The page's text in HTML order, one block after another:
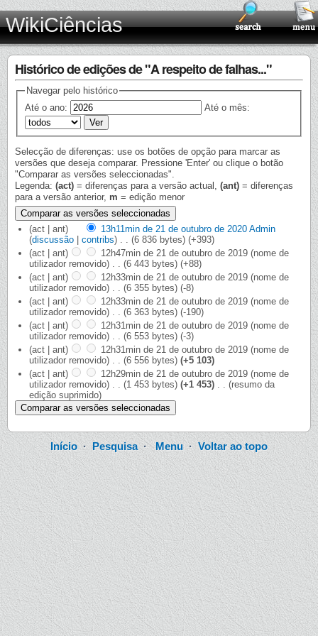
WikiCiências
Histórico de edições de "A respeito de falhas..."
Navegar pelo histórico
Até o ano:
Até o mês:
Selecção de diferenças: use os botões de opção para marcar as
versões que deseja comparar. Pressione 'Enter' ou clique o botão
"Comparar as versões seleccionadas".
Legenda: (act) = diferenças para a versão actual, (ant) = diferenças
para a versão anterior, m = edição menor
(act | ant) 13h11min de 21 de outubro de 2020 Admin
(discussão | contribs) (6 836 bytes) (+393)
(act | ant)
12h47min de 21 de outubro de 2019 (nome de
utilizador removido)
(6 443 bytes) (+88)
(act | ant)
12h33min de 21 de outubro de 2019 (nome de
utilizador removido)
(6 355 bytes) (-8)
(act | ant)
12h33min de 21 de outubro de 2019 (nome de
utilizador removido)
(6 363 bytes) (-190)
(act | ant)
12h31min de 21 de outubro de 2019 (nome de
utilizador removido)
(6 553 bytes) (-3)
(act | ant)
12h31min de 21 de outubro de 2019 (nome de
utilizador removido)
(6 556 bytes) (+5 103)
(act | ant)
12h29min de 21 de outubro de 2019 (nome de
utilizador removido)
(1 453 bytes) (+1 453)
(resumo da
edição suprimido)
Início·Pesquisa·Menu ·Voltar ao topo